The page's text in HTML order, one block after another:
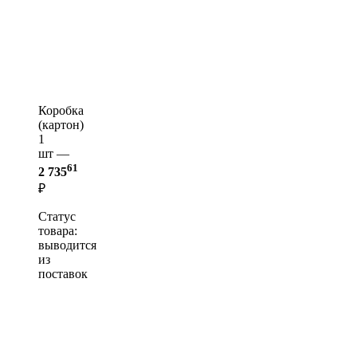
Коробка
(картон)
1
шт —
2 73561
₽
Статус
товара:
выводится
из
поставок